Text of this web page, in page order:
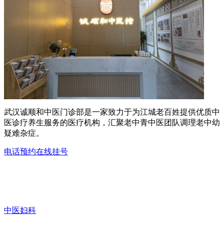
武汉诚顺和中医门诊部是一家致力于为江城老百姓提供优质中
医诊疗养生服务的医疗机构，汇聚老中青中医团队调理老中幼
疑难杂症。
电话预约在线挂号
中医妇科